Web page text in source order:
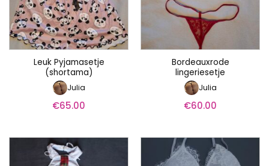
Leuk Pyjamasetje
(shortama)
Julia
€65.00
Bordeauxrode
lingeriesetje
Julia
€60.00